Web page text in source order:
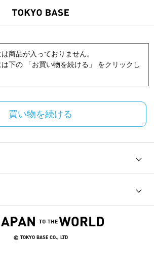
商品が入っておりません。
下の 「お買い物を続ける」 をクリックし
買い物を続ける
© TOKYO BASE CO., LTD